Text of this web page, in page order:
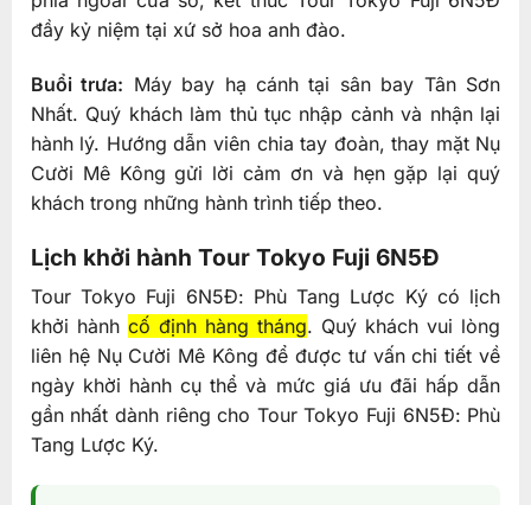
đầy kỷ niệm tại xứ sở hoa anh đào.
Buổi trưa: Máy bay hạ cánh tại sân bay Tân Sơn
Nhất. Quý khách làm thủ tục nhập cảnh và nhận lại
hành lý. Hướng dẫn viên chia tay đoàn, thay mặt Nụ
Cười Mê Kông gửi lời cảm ơn và hẹn gặp lại quý
khách trong những hành trình tiếp theo.
Lịch khởi hành Tour Tokyo Fuji 6N5Đ
Tour Tokyo Fuji 6N5Đ: Phù Tang Lược Ký có lịch
khởi hành cố định hàng tháng. Quý khách vui lòng
liên hệ Nụ Cười Mê Kông để được tư vấn chi tiết về
ngày khời hành cụ thể và mức giá ưu đãi hấp dẫn
gần nhất dành riêng cho Tour Tokyo Fuji 6N5Đ: Phù
Tang Lược Ký.